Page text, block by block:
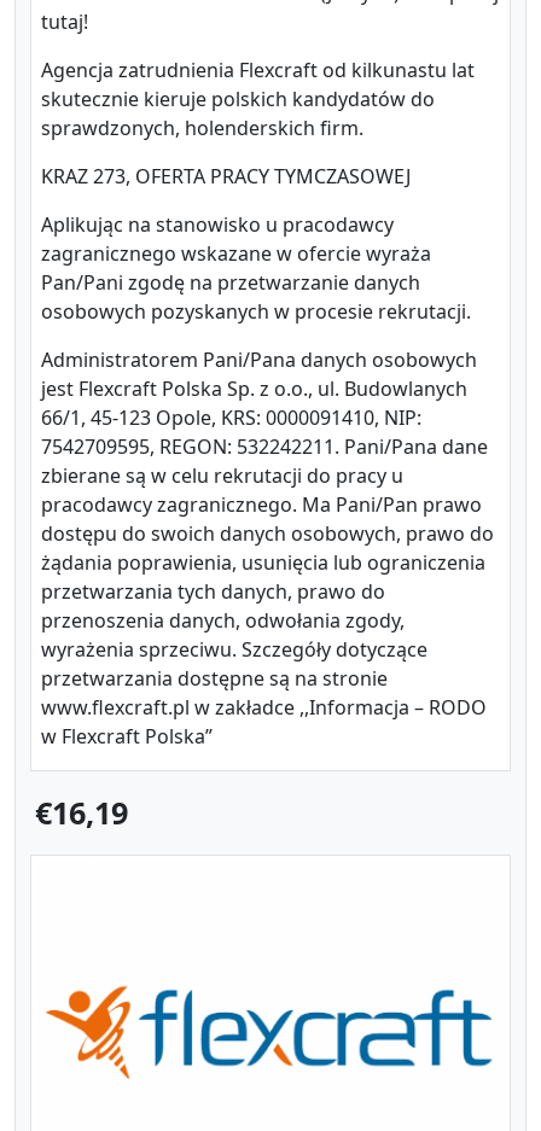
tutaj!
Agencja zatrudnienia Flexcraft od kilkunastu lat
skutecznie kieruje polskich kandydatów do
sprawdzonych, holenderskich firm.
KRAZ 273, OFERTA PRACY TYMCZASOWEJ
Aplikując na stanowisko u pracodawcy
zagranicznego wskazane w ofercie wyraża
Pan/Pani zgodę na przetwarzanie danych
osobowych pozyskanych w procesie rekrutacji.
Administratorem Pani/Pana danych osobowych
jest Flexcraft Polska Sp. z o.o., ul. Budowlanych
66/1, 45-123 Opole, KRS: 0000091410, NIP:
7542709595, REGON: 532242211. Pani/Pana dane
zbierane są w celu rekrutacji do pracy u
pracodawcy zagranicznego. Ma Pani/Pan prawo
dostępu do swoich danych osobowych, prawo do
żądania poprawienia, usunięcia lub ograniczenia
przetwarzania tych danych, prawo do
przenoszenia danych, odwołania zgody,
wyrażenia sprzeciwu. Szczegóły dotyczące
przetwarzania dostępne są na stronie
www.flexcraft.pl w zakładce ,,Informacja – RODO
w Flexcraft Polska”
€16,19